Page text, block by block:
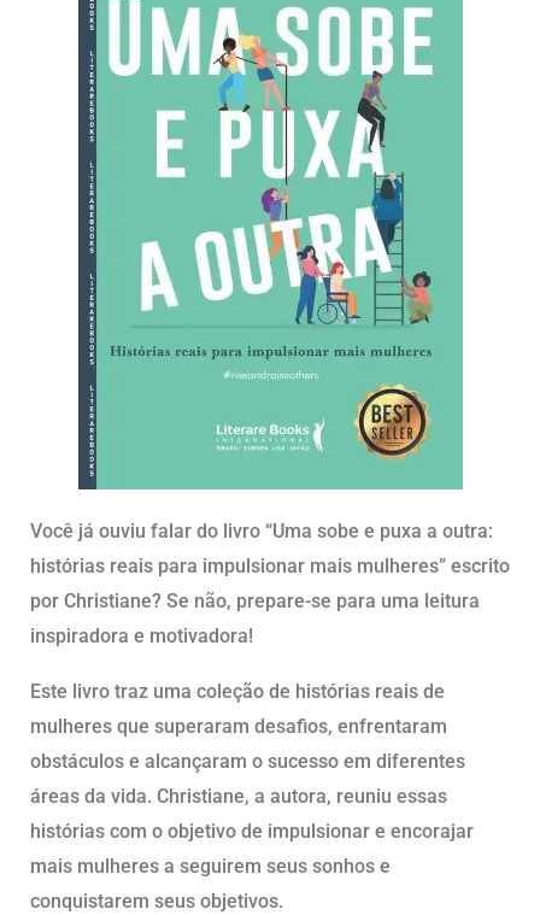
Você já ouviu falar do livro “Uma sobe e puxa a outra:
histórias reais para impulsionar mais mulheres” escrito
por Christiane? Se não, prepare-se para uma leitura
inspiradora e motivadora!
Este livro traz uma coleção de histórias reais de
mulheres que superaram desafios, enfrentaram
obstáculos e alcançaram o sucesso em diferentes
áreas da vida. Christiane, a autora, reuniu essas
histórias com o objetivo de impulsionar e encorajar
mais mulheres a seguirem seus sonhos e
conquistarem seus objetivos.